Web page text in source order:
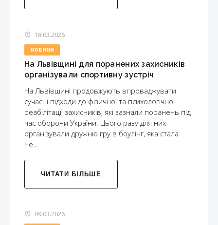
18.03.2026
НОВИНИ
На Львівщині для поранених захисників
організували спортивну зустріч
На Львівщині продовжують впроваджувати
сучасні підходи до фізичної та психологічної
реабілітації захисників, які зазнали поранень під
час оборони України. Цього разу для них
організували дружню гру в боулінг, яка стала
не…
ЧИТАТИ БІЛЬШЕ
09.03.2026